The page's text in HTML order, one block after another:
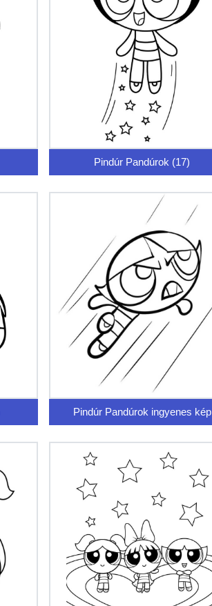
Pindúr Pandúrok (17)
Pindúr Pandúrok ingyenes kép